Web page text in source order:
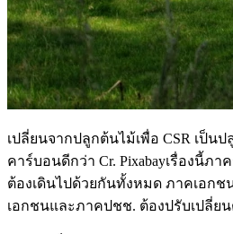
เปลี่ยนจากปลูกต้นไม้เพื่อ CSR เป็น
คาร์บอนดีกว่า Cr. Pixabayเรื่องนี้ภา
ต้องเดินไปด้วยกันทั้งหมด ภาคเอกช
เอกชนและภาคปชช. ต้องปรับเปลี่ยน